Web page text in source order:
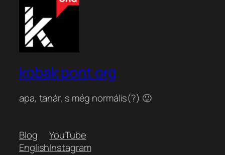
kobak pont org
apa, tanár, s még normális(?) 🙂
Blog
English
YouTube
Instagram